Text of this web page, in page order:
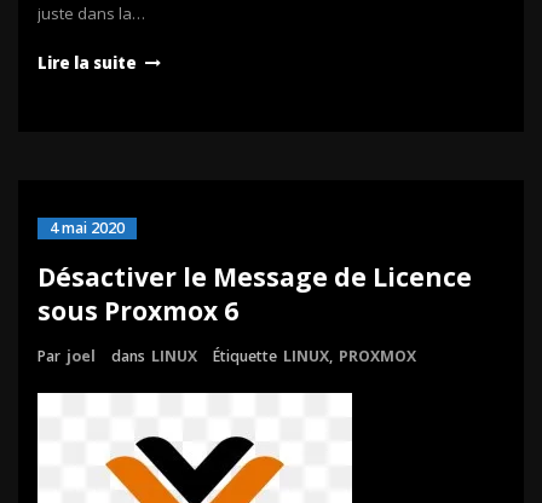
juste dans la…
Lire la suite
4 mai 2020
Désactiver le Message de Licence
sous Proxmox 6
Par joel dans LINUX Étiquette LINUX, PROXMOX